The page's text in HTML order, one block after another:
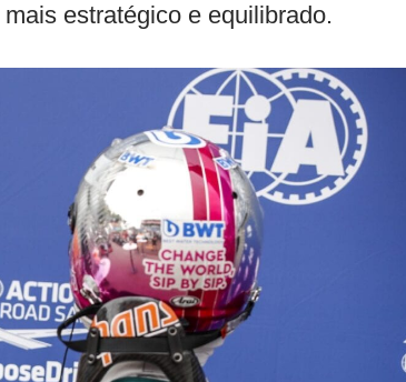
estratégico e equilibrado.